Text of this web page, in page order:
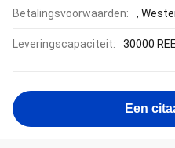
Betalingsvoorwaarden: ,
Leveringscapaciteit: 30000
Een